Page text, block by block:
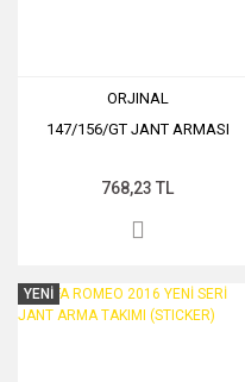
ORJINAL
147/156/GT JANT ARMASI
768,23 TL
YENİ